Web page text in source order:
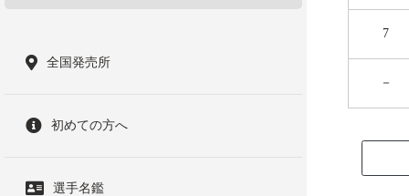
全国発売所
初めての方へ
選手名鑑
7
－